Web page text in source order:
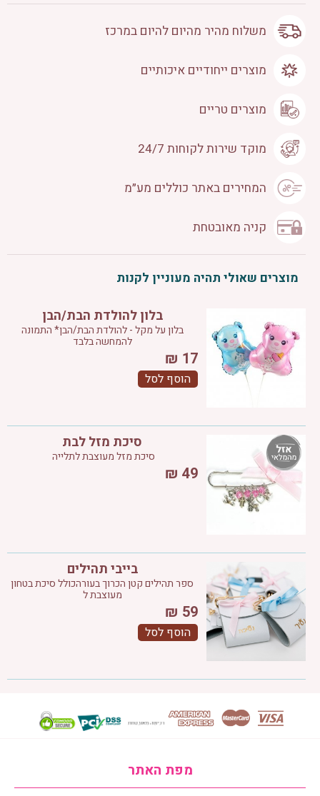
משלוח מהיר מהיום להיום במרכז
מוצרים ייחודיים איכותיים
מוצרים טריים
מוקד שירות לקוחות 24/7
המחירים באתר כוללים מע״מ
קניה מאובטחת
מוצרים שאולי תהיה מעוניין לקנות
בלון להולדת הבת/הבן
בלון על מקל - להולדת הבת/הבן* התמונה
להמחשה בלבד
17
₪
הוסף לסל
סיכת מזל לבת
סיכת מזל מעוצבת לתלייה
49
₪
בייבי תהילים
ספר תהילים קטן הכרוך בעורהכולל סיכת בטחון
מעוצבת ל
59
₪
הוסף לסל
מפת האתר